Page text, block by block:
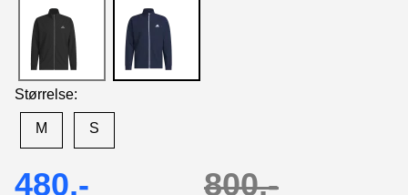
Størrelse:
M S
480,- 800,-